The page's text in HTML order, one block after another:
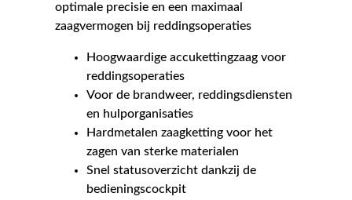
optimale precisie en een maximaal
zaagvermogen bij reddingsoperaties
Hoogwaardige accukettingzaag voor
reddingsoperaties
Voor de brandweer, reddingsdiensten
en hulporganisaties
Hardmetalen zaagketting voor het
zagen van sterke materialen
Snel statusoverzicht dankzij de
bedieningscockpit